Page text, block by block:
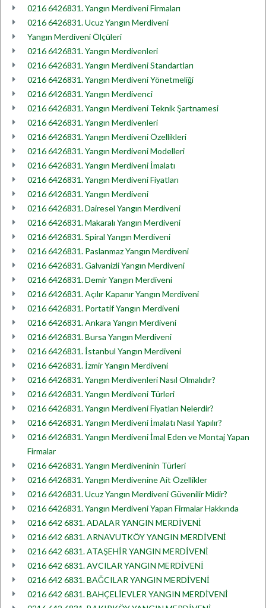
0216 6426831. Yangın Merdiveni Firmaları
0216 6426831. Ucuz Yangın Merdiveni
Yangın Merdiveni Ölçüleri
0216 6426831. Yangın Merdivenleri
0216 6426831. Yangın Merdiveni Standartları
0216 6426831. Yangın Merdiveni Yönetmeliği
0216 6426831. Yangın Merdivenci
0216 6426831. Yangın Merdiveni Teknik Şartnamesi
0216 6426831. Yangın Merdivenleri
0216 6426831. Yangın Merdiveni Özellikleri
0216 6426831. Yangın Merdiveni Modelleri
0216 6426831. Yangın Merdiveni İmalatı
0216 6426831. Yangın Merdiveni Fiyatları
0216 6426831. Yangın Merdiveni
0216 6426831. Dairesel Yangın Merdiveni
0216 6426831. Makaralı Yangın Merdiveni
0216 6426831. Spiral Yangın Merdiveni
0216 6426831. Paslanmaz Yangın Merdiveni
0216 6426831. Galvanizli Yangın Merdiveni
0216 6426831. Demir Yangın Merdiveni
0216 6426831. Açılır Kapanır Yangın Merdiveni
0216 6426831. Portatif Yangın Merdiveni
0216 6426831. Ankara Yangın Merdiveni
0216 6426831. Bursa Yangın Merdiveni
0216 6426831. İstanbul Yangın Merdiveni
0216 6426831. İzmir Yangın Merdiveni
0216 6426831. Yangın Merdivenleri Nasıl Olmalıdır?
0216 6426831. Yangın Merdiveni Türleri
0216 6426831. Yangın Merdiveni Fiyatları Nelerdir?
0216 6426831. Yangın Merdiveni İmalatı Nasıl Yapılır?
0216 6426831. Yangın Merdiveni İmal Eden ve Montaj Yapan
Firmalar
0216 6426831. Yangın Merdiveninin Türleri
0216 6426831. Yangın Merdivenine Ait Özellikler
0216 6426831. Ucuz Yangın Merdiveni Güvenilir Midir?
0216 6426831. Yangın Merdiveni Yapan Firmalar Hakkında
0216 642 6831. ADALAR YANGIN MERDİVENİ
0216 642 6831. ARNAVUTKÖY YANGIN MERDİVENİ
0216 642 6831. ATAŞEHİR YANGIN MERDİVENİ
0216 642 6831. AVCILAR YANGIN MERDİVENİ
0216 642 6831. BAĞCILAR YANGIN MERDİVENİ
0216 642 6831. BAHÇELİEVLER YANGIN MERDİVENİ